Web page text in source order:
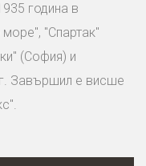
година в
"Спартак"
(София) и
Завършил е висше